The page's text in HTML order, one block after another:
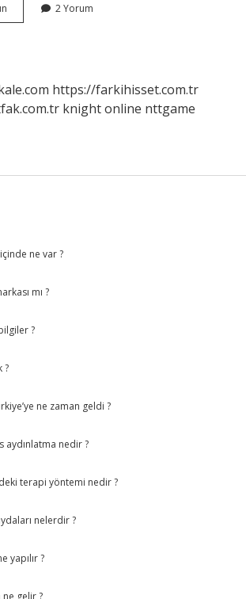
Bunama
Ve
2 Yorum
https://farkihisset.com.tr
knight online nttgame
ne var ?
mı ?
?
?
ne zaman geldi ?
aydınlatma nedir ?
terapi yöntemi nedir ?
nelerdir ?
yapılır ?
ne gelir ?